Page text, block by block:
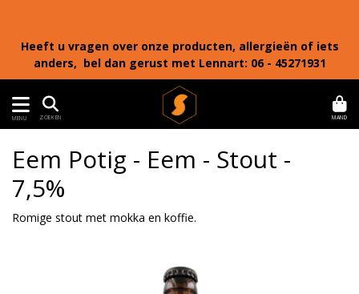
Heeft u vragen over onze producten, allergieën of iets
anders, bel dan gerust met Lennart: 06 - 45271931
MENU ZOEKEN MAND
Eem Potig - Eem - Stout -
7,5%
Romige stout met mokka en koffie.